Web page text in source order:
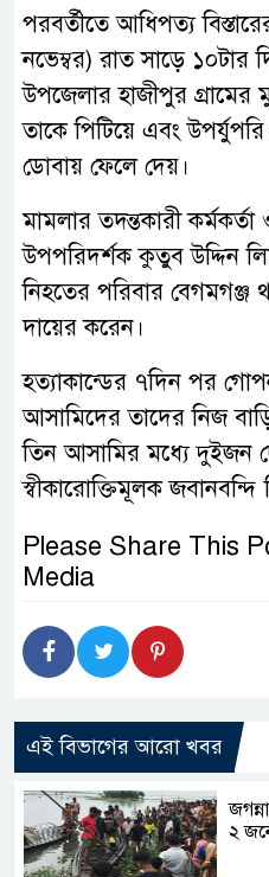
পরবর্তীতে আধিপত্য
নভেম্বর) রাত সাড়ে ১০টার
উপজেলার হাজীপুর গ্রামের
তাকে পিটিয়ে এবং
ডোবায় ফেলে দেয়।
মামলার তদন্তকারী
উপপরিদর্শক কুতুব উদ্দিন
নিহতের পরিবার বেগমগঞ্জ
দায়ের করেন।
হত্যাকান্ডের ৭দিন পর
আসামিদের তাদের নিজ
তিন আসামির মধ্যে দুইজন
স্বীকারোক্তিমূলক জবানবন্দি
Please Share This
Media
এই বিভাগের আরো খবর
২